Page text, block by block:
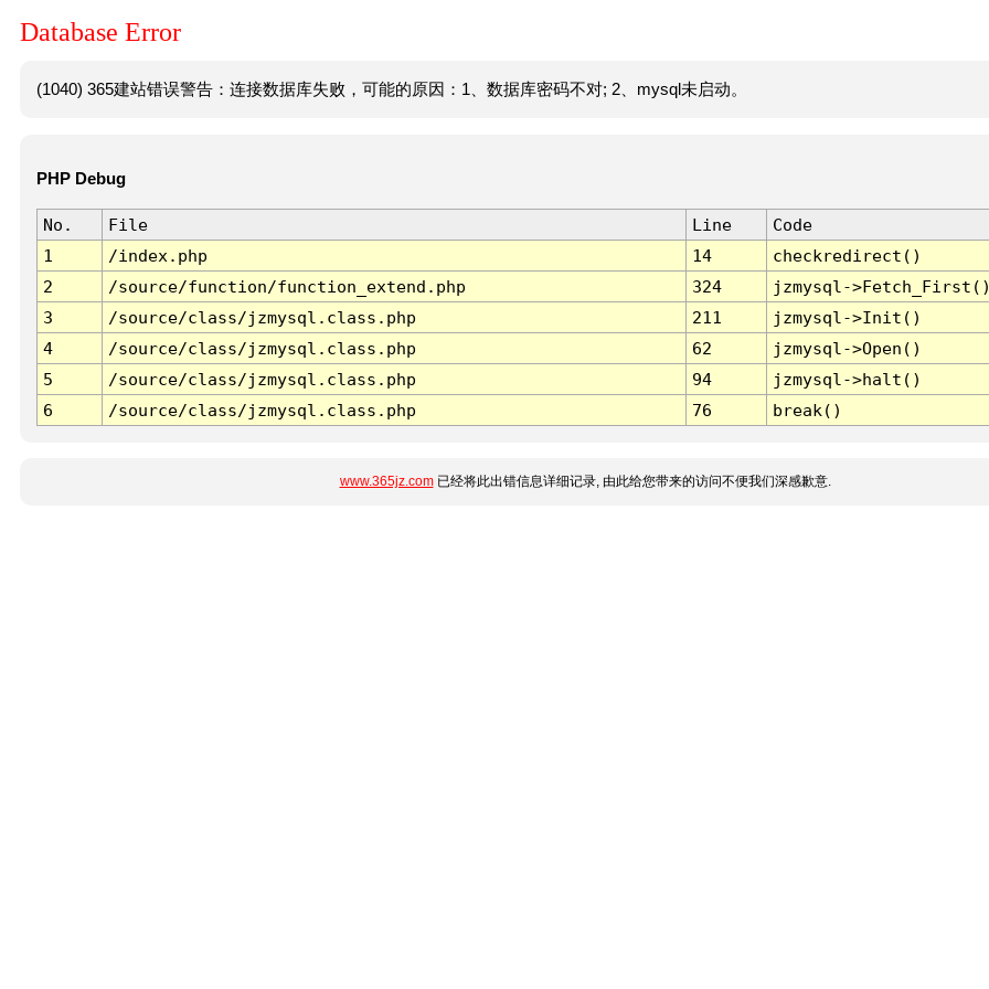
Database Error
(1040) 365建站错误警告：连接数据库失败，可能的原因：1、数据库密码不对; 2、mysql未启动。
PHP Debug
No. File Line
Code
1
/index.php 14
checkredirect()
2
/source/function/function_extend.php 324
jzmysql-
3
/source/class/jzmysql.class.php 211
jzmysql->Init()
4
/source/class/jzmysql.class.php 62
jzmysql->Open()
5
/source/class/jzmysql.class.php 94
jzmysql->halt()
6
/source/class/jzmysql.class.php 76 break()
www.365jz.com已经将此出错信息详细记录, 由此给您带来的访问不便我们深感歉意.